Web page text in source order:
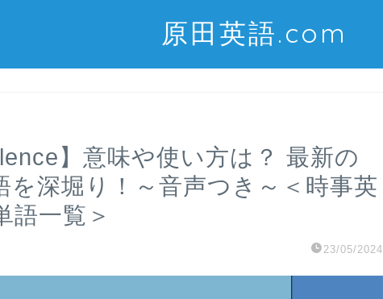
原田英語.com
】意味や使い方は？ 最新の
を深堀り！～音声つき～＜時事英
語一覧＞
23/05/2024